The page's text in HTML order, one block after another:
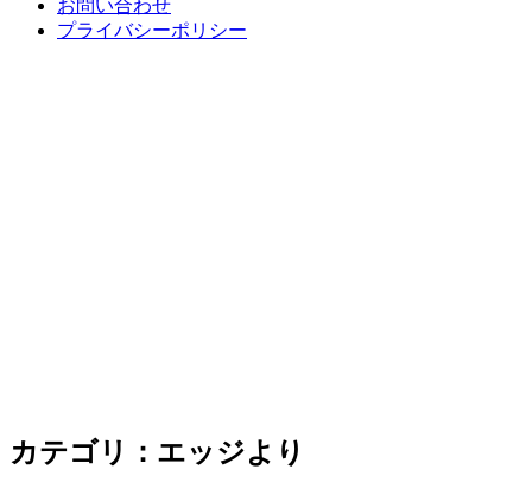
お問い合わせ
プライバシーポリシー
カテゴリ：エッジより